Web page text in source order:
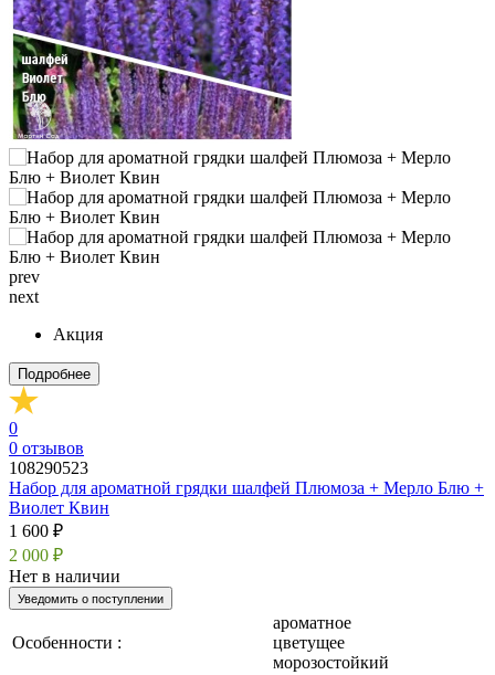
prev
next
Акция
Подробнее
0
0 отзывов
108290523
Набор для ароматной грядки шалфей Плюмоза + Мерло Блю +
Виолет Квин
1 600 ₽
2 000 ₽
Нет в наличии
Уведомить о поступлении
Особенности :
ароматное
цветущее
морозостойкий